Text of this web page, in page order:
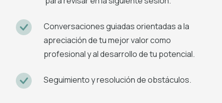
Conversaciones guiadas orientadas a la
apreciación de tu mejor valor como
profesional y al desarrollo de tu potencial.
Seguimiento y resolución de obstáculos.